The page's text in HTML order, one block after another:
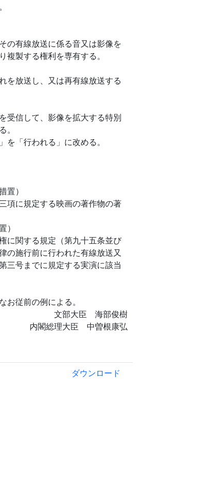
の有線放送に係る音又は影像を
製する権利を専有する。
を放送し、又は再有線放送する
受信して、影像を拡大する特別
「行われる」に改める。
置）
項に規定する映画の著作物の著
）
に関する規定（第九十五条並び
の施行前に行われた有線放送又
三号までに規定する実演に該当
従前の例による。
文部大臣 海部俊樹
内閣総理大臣 中曽根康弘
ダウンロード